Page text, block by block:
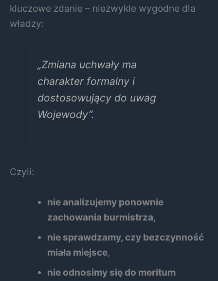
kluczowe zdanie – niezwykle wygodne dla
władzy:
„Zmiana uchwały ma
charakter formalny i
dostosowujący do uwag
Wojewody”.
Czyli:
nie analizujemy ponownie
zachowania burmistrza,
nie sprawdzamy, czy bezczynność
miała miejsce,
nie odnosimy się do meritum